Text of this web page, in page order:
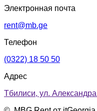
Электронная почта
rent@mb.ge
Телефон
(0322) 18 50 50
Адрес
Тбилиси, ул.